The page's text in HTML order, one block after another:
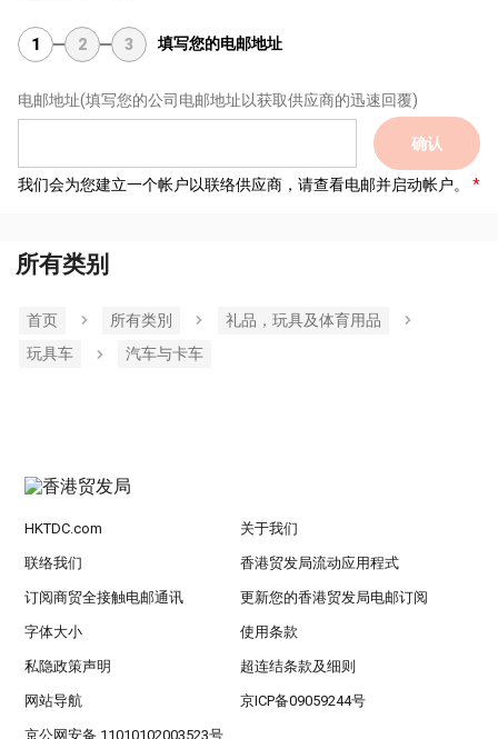
1 2 3 填写您的电邮地址
电邮地址(填写您的公司电邮地址以获取供应商的迅速回覆)
确认
我们会为您建立一个帐户以联络供应商，请查看电邮并启动帐户。
所有类别
首页 所有类別
礼品，玩具及体育用品
玩具车
汽车与卡车
HKTDC.com 关于我们
联络我们 香港贸发局流动应用程式
订阅商贸全接触电邮通讯 更新您的香港贸发局电邮订阅
字体大小 使用条款
私隐政策声明 超连结条款及细则
网站导航 京ICP备09059244号
京公网安备 11010102003523号